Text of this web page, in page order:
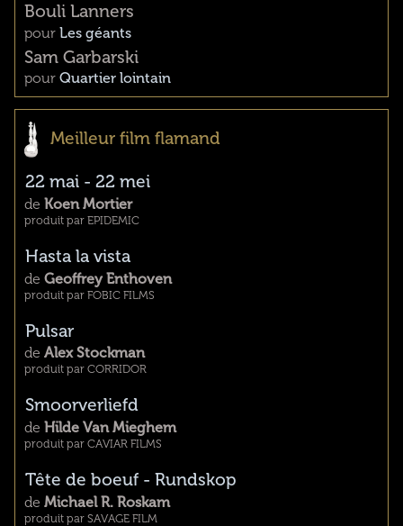
Bouli Lanners
pour Les géants
Sam Garbarski
pour Quartier lointain
Meilleur film flamand
22 mai - 22 mei
de Koen Mortier
produit par EPIDEMIC
Hasta la vista
de Geoffrey Enthoven
produit par FOBIC FILMS
Pulsar
de Alex Stockman
produit par CORRIDOR
Smoorverliefd
de Hilde Van Mieghem
produit par CAVIAR FILMS
Tête de boeuf - Rundskop
de Michael R. Roskam
produit par SAVAGE FILM